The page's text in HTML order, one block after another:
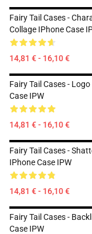
Fairy Tail Cases -
Collage IPhone Case
14,81 € - 16,10 €
Fairy Tail Cases -
Case IPW
14,81 € - 16,10 €
Fairy Tail Cases -
IPhone Case IPW
14,81 € - 16,10 €
Fairy Tail Cases -
Case IPW